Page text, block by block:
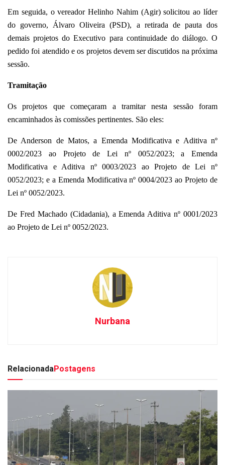
Em seguida, o vereador Helinho Nahim (Agir) solicitou ao líder
do governo, Álvaro Oliveira (PSD), a retirada de pauta dos
demais projetos do Executivo para continuidade do diálogo. O
pedido foi atendido e os projetos devem ser discutidos na próxima
sessão.
Tramitação
Os projetos que começaram a tramitar nesta sessão foram
encaminhados às comissões pertinentes. São eles:
De Anderson de Matos, a Emenda Modificativa e Aditiva nº
0002/2023 ao Projeto de Lei nº 0052/2023; a Emenda
Modificativa e Aditiva nº 0003/2023 ao Projeto de Lei nº
0052/2023; e a Emenda Modificativa nº 0004/2023 ao Projeto de
Lei nº 0052/2023.
De Fred Machado (Cidadania), a Emenda Aditiva nº 0001/2023
ao Projeto de Lei nº 0052/2023.
Nurbana
RelacionadaPostagens